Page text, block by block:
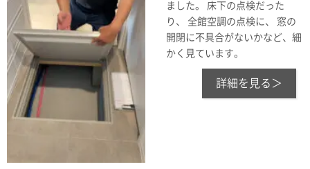
ました。 床下の点検だった
り、 全館空調の点検に、 窓の
開閉に不具合がないかなど、細
かく見ています。
詳細を見る＞